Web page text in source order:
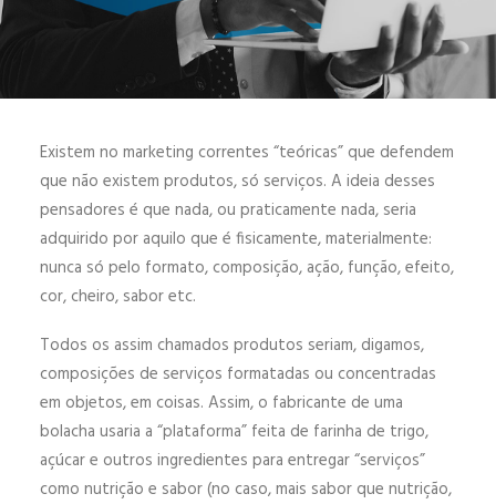
ENGLISH
ESPAÑOL
Existem no marketing correntes “teóricas” que defendem
que não existem produtos, só serviços. A ideia desses
pensadores é que nada, ou praticamente nada, seria
adquirido por aquilo que é fisicamente, materialmente:
nunca só pelo formato, composição, ação, função, efeito,
cor, cheiro, sabor etc.
Todos os assim chamados produtos seriam, digamos,
composições de serviços formatadas ou concentradas
em objetos, em coisas. Assim, o fabricante de uma
bolacha usaria a “plataforma” feita de farinha de trigo,
açúcar e outros ingredientes para entregar “serviços”
como nutrição e sabor (no caso, mais sabor que nutrição,